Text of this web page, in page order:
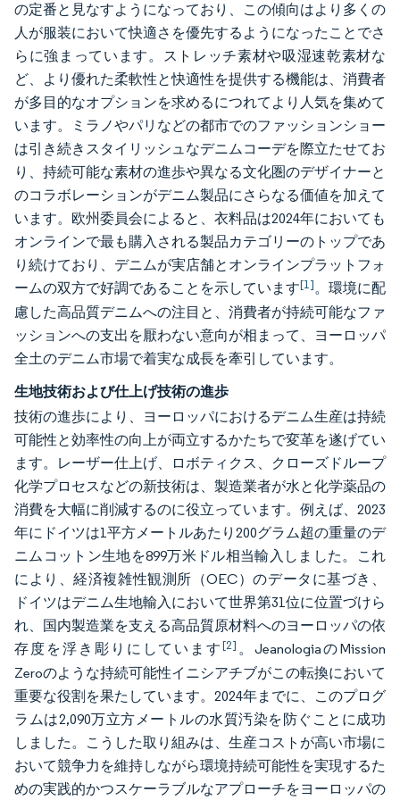
の定番と見なすようになっており、この傾向はより多くの
人が服装において快適さを優先するようになったことでさ
らに強まっています。ストレッチ素材や吸湿速乾素材な
ど、より優れた柔軟性と快適性を提供する機能は、消費者
が多目的なオプションを求めるにつれてより人気を集めて
います。ミラノやパリなどの都市でのファッションショー
は引き続きスタイリッシュなデニムコーデを際立たせてお
り、持続可能な素材の進歩や異なる文化圏のデザイナーと
のコラボレーションがデニム製品にさらなる価値を加えて
います。欧州委員会によると、衣料品は2024年においても
オンラインで最も購入される製品カテゴリーのトップであ
り続けており、デニムが実店舗とオンラインプラットフォ
ームの双方で好調であることを示しています[1]。環境に配
慮した高品質デニムへの注目と、消費者が持続可能なファ
ッションへの支出を厭わない意向が相まって、ヨーロッパ
全土のデニム市場で着実な成長を牽引しています。
生地技術および仕上げ技術の進歩
技術の進歩により、ヨーロッパにおけるデニム生産は持続
可能性と効率性の向上が両立するかたちで変革を遂げてい
ます。レーザー仕上げ、ロボティクス、クローズドループ
化学プロセスなどの新技術は、製造業者が水と化学薬品の
消費を大幅に削減するのに役立っています。例えば、2023
年にドイツは1平方メートルあたり200グラム超の重量のデ
ニムコットン生地を899万米ドル相当輸入しました。これ
により、経済複雑性観測所（OEC）のデータに基づき、
ドイツはデニム生地輸入において世界第31位に位置づけら
れ、国内製造業を支える高品質原材料へのヨーロッパの依
存度を浮き彫りにしています[2] 。JeanologiaのMission
Zeroのような持続可能性イニシアチブがこの転換において
重要な役割を果たしています。2024年までに、このプログ
ラムは2,090万立方メートルの水質汚染を防ぐことに成功
しました。こうした取り組みは、生産コストが高い市場に
おいて競争力を維持しながら環境持続可能性を実現するた
めの実践的かつスケーラブルなアプローチをヨーロッパの